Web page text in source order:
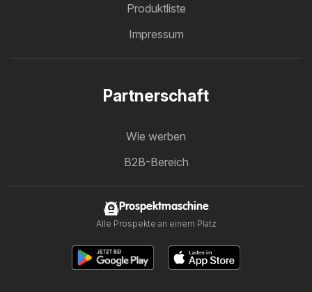
Produktliste
Impressum
Partnerschaft
Wie werben
B2B-Bereich
Prospektmaschine
Alle Prospekte an einem Platz